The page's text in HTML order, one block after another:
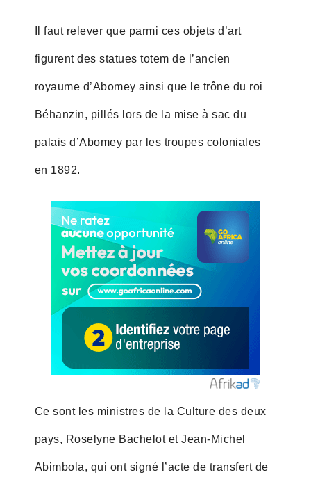
Il faut relever que parmi ces objets d’art
figurent des statues totem de l’ancien
royaume d’Abomey ainsi que le trône du roi
Béhanzin, pillés lors de la mise à sac du
palais d’Abomey par les troupes coloniales
en 1892.
Ce sont les ministres de la Culture des deux
pays, Roselyne Bachelot et Jean-Michel
Abimbola, qui ont signé l’acte de transfert de